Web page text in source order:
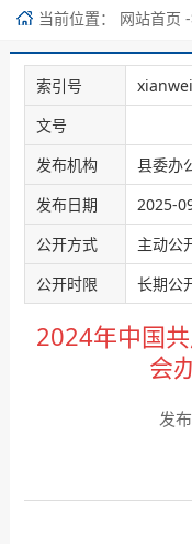
当前位置： 网站首页
索引号
文号
发布机构
县委办
发布日期
2025-
公开方式
主动公
公开时限
长期公
2024年中国
会
发